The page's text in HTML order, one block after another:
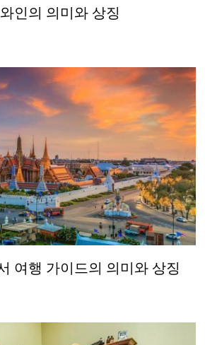
인의 의미와 상징
여행 가이드의 의미와 상징